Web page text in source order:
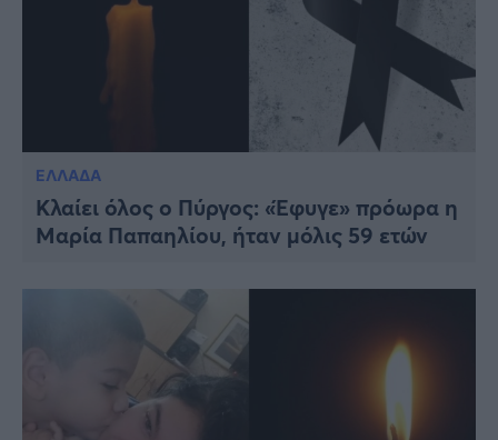
ΕΛΛΑΔΑ
Κλαίει όλος ο Πύργος: «Έφυγε» πρόωρα η
Μαρία Παπαηλίου, ήταν μόλις 59 ετών